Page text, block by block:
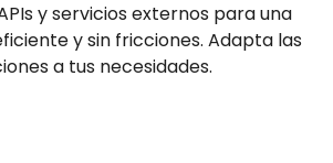
y servicios externos para una
y sin fricciones. Adapta las
a tus necesidades.